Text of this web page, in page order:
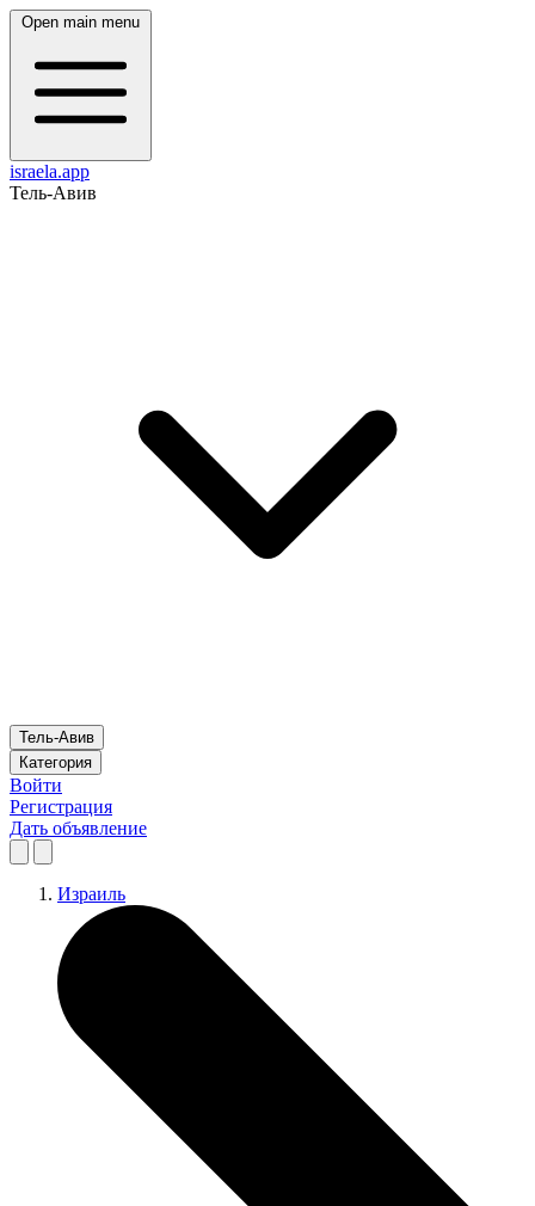
Open main menu
israela.app
Тель-Авив
Тель-Авив
Категория
Войти
Регистрация
Дать объявление
Израиль